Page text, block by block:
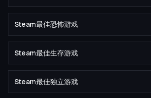
Steam最佳恐怖游戏
Steam最佳生存游戏
Steam最佳独立游戏